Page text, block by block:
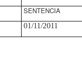
SENTENCIA
01/11/2011